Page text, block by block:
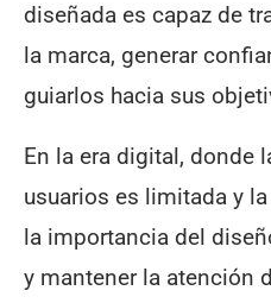
diseñada es capaz de
la marca, generar
guiarlos hacia sus
En la era digital, donde
usuarios es limitada y
la importancia del
y mantener la atención